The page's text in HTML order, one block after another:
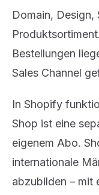
Domain, Design,
Bestellungen
Sales Channel
In Shopify
Shop ist eine
eigenem Abo.
internationale
abzubilden – mit